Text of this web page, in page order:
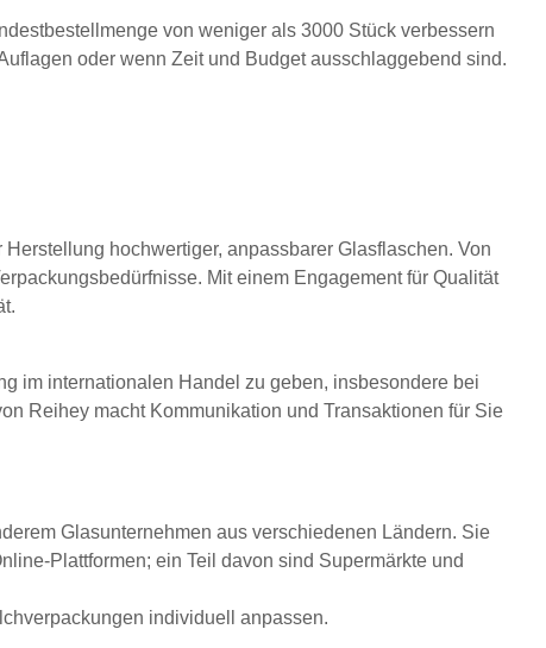
von weniger als 3000 Stück verbessern
oder wenn Zeit und Budget ausschlaggebend sind.
hochwertiger, anpassbarer Glasflaschen. Von
Mit einem Engagement für Qualität
im internationalen Handel zu geben, insbesondere bei
Reihey macht Kommunikation und Transaktionen für Sie
Glasunternehmen aus verschiedenen Ländern. Sie
Plattformen; ein Teil davon sind Supermärkte und
individuell anpassen.